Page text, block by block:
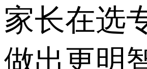
家长在选
做出更明